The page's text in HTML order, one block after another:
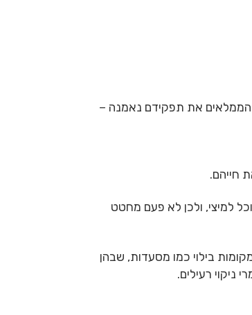
הממלאים את תפקידם נאמנה –
חייהם.
למיצי, ולכן לא פעם מחטט
בילוי כמו מסעדות, שבהן
ניקוי רעילים.